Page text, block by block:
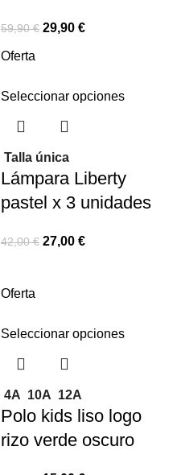
59,90€ 29,90 €
Oferta
Seleccionar opciones
Talla única
Lámpara Liberty
pastel x 3 unidades
42,00€ 27,00 €
Oferta
Seleccionar opciones
4A 10A 12A
Polo kids liso logo
rizo verde oscuro